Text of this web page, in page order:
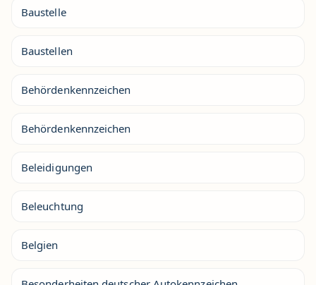
Baustelle
Baustellen
Behördenkennzeichen
Behördenkennzeichen
Beleidigungen
Beleuchtung
Belgien